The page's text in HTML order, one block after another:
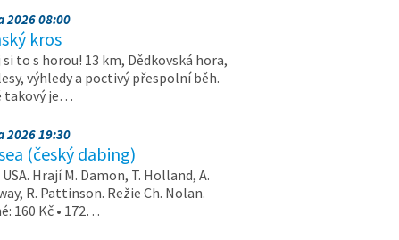
2026 08:00
kros
si to s horou! 13 km, Dědkovská hora,
výhledy a poctivý přespolní běh.
takový je…
2026 19:30
(český dabing)
Hrají M. Damon, T. Holland, A.
R. Pattinson. Režie Ch. Nolan.
160 Kč • 172…